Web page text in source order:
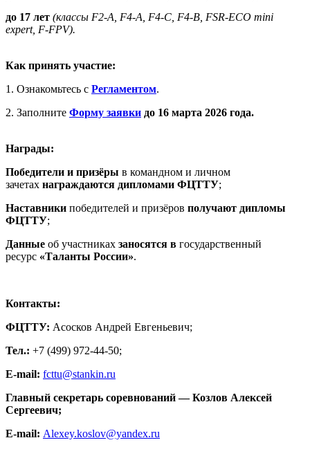
до 17 лет (классы F2-A, F4-A, F4-C, F4-B, FSR-ECO mini
expert, F-FPV).
Как принять участие:
1. Ознакомьтесь с Регламентом.
2. Заполните Форму заявки до 16 марта 2026 года.
Награды:
Победители и призёры в командном и личном
зачетах награждаются дипломами ФЦТТУ;
Наставники победителей и призёров получают дипломы
ФЦТТУ;
Данные об участниках заносятся в государственный
ресурс «Таланты России».
Контакты:
ФЦТТУ: Асосков Андрей Евгеньевич;
Тел.: +7 (499) 972-44-50;
E-mail: fcttu@stankin.ru
Главный секретарь соревнований — Козлов Алексей
Сергеевич;
E-mail: Alexey.koslov@yandex.ru